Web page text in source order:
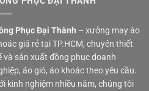
Phục Đại Thành – xưởng may áo
giá rẻ tại TP.HCM, chuyên thiết
và sản xuất đồng phục doanh
áo gió, áo khoác theo yêu cầu.
kinh nghiệm nhiều năm, chúng tôi